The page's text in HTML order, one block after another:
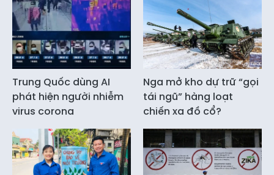
Trung Quốc dùng AI
phát hiện người nhiễm
virus corona
Nga mở kho dự trữ “gọi
tái ngũ” hàng loạt
chiến xa đồ cổ?